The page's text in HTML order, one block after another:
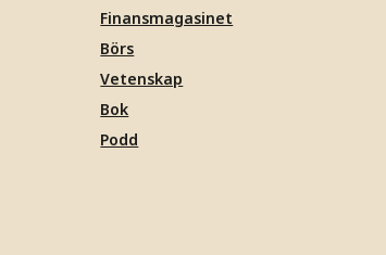
Finansmagasinet
Börs
Vetenskap
Bok
Podd